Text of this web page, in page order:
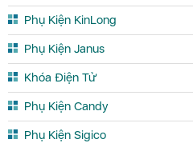
Phụ Kiện KinLong
Phụ Kiện Janus
Khóa Điện Tử
Phụ Kiện Candy
Phụ Kiện Sigico